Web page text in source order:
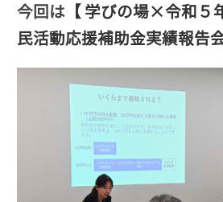
今回は 【 学びの場×令和５
民活動応援補助金実績報告会